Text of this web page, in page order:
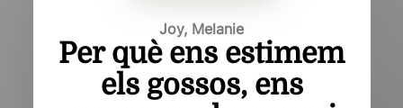
Joy, Melanie
Per què ens estimem
els gossos, ens